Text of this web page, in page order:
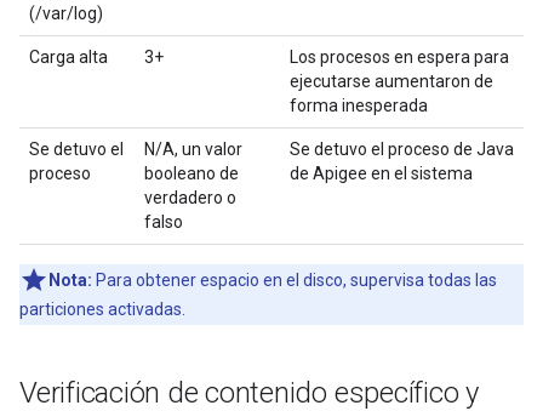
(/var/log)
Carga alta 3+
Los procesos en espera para
ejecutarse aumentaron de
forma inesperada
Se detuvo el
proceso
N/A, un valor
booleano de
verdadero o
falso
Se detuvo el proceso de Java
de Apigee en el sistema
Nota: Para obtener espacio en el disco, supervisa todas las
particiones activadas.
Verificación de contenido específico y